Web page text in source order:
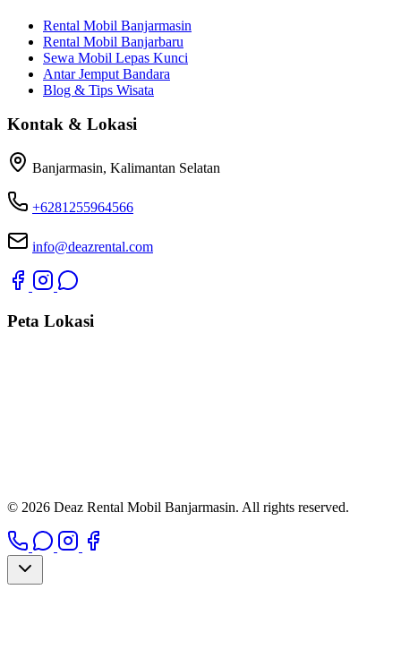
Rental Mobil Banjarmasin
Rental Mobil Banjarbaru
Sewa Mobil Lepas Kunci
Antar Jemput Bandara
Blog & Tips Wisata
Kontak & Lokasi
Banjarmasin, Kalimantan Selatan
+6281255964566
info@deazrental.com
Peta Lokasi
© 2026 Deaz Rental Mobil Banjarmasin. All rights reserved.